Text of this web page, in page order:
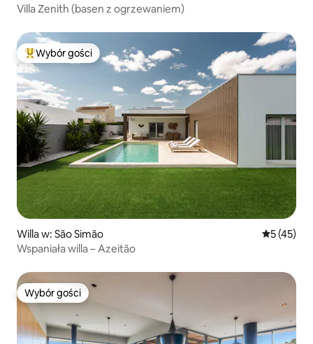
Villa Zenith (basen z ogrzewaniem)
Najpopularniejsze z kategorii Wybór gości
Wybór gości
Willa w: São Simão Średnia
5 (45)
Wspaniała willa – Azeitão
Wybór gości
Wybór gości